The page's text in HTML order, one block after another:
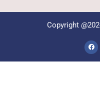
Copyright